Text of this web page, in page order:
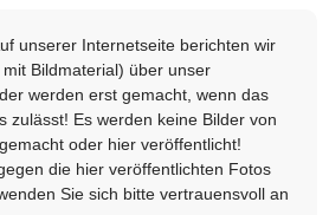
unserer Internetseite berichten wir
Bildmaterial) über unser
werden erst gemacht, wenn das
zulässt! Es werden keine Bilder von
oder hier veröffentlicht!
die hier veröffentlichten Fotos
Sie sich bitte vertrauensvoll an